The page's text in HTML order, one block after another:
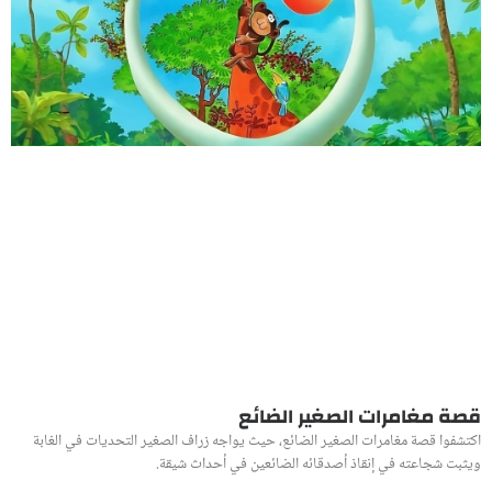
قصة مغامرات الصغير الضائع
اكتشفوا قصة مغامرات الصغير الضائع، حيث يواجه زراف الصغير التحديات في الغابة
ويثبت شجاعته في إنقاذ أصدقائه الضائعين في أحداث شيقة.